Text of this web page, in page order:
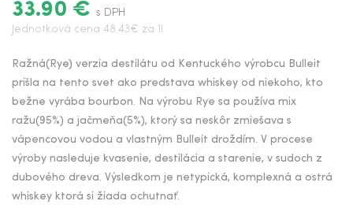
33.90 € s DPH
Jednotková cena 48.43€ za 1l
Ražná(Rye) verzia destilátu od Kentuckého výrobcu Bulleit
prišla na tento svet ako predstava whiskey od niekoho, kto
bežne vyrába bourbon. Na výrobu Rye sa používa mix
ražu(95%) a jačmeňa(5%), ktorý sa neskôr zmiešava s
vápencovou vodou a vlastným Bulleit droždím. V procese
výroby nasleduje kvasenie, destilácia a starenie, v sudoch z
dubového dreva. Výsledkom je netypická, komplexná a ostrá
whiskey ktorá si žiada ochutnať.